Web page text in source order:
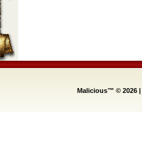
Malicious™ © 2026